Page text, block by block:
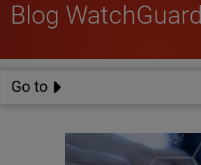
Blog WatchGuard
Go to